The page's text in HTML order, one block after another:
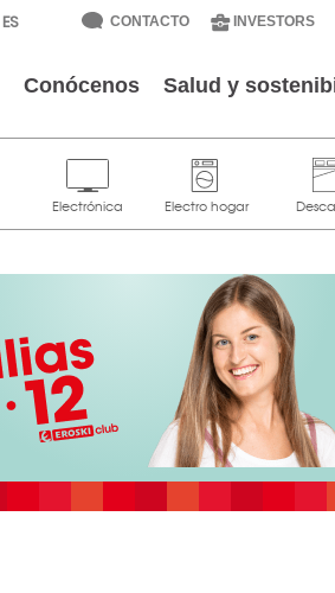
CONTACTO INVESTORS
Conócenos Salud y